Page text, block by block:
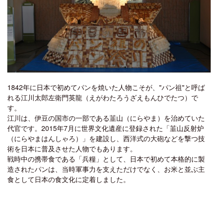
1842年に日本で初めてパンを焼いた人物こそが、"パン祖"と呼ば
れる江川太郎左衛門英龍（えがわたろうざえもんひでたつ）で
す。
江川は、伊豆の国市の一部である韮山（にらやま）を治めていた
代官です。2015年7月に世界文化遺産に登録された「韮山反射炉
（にらやまはんしゃろ）」を建設し、西洋式の大砲などを撃つ技
術を日本に普及させた人物でもあります。
戦時中の携帯食である「兵糧」として、日本で初めて本格的に製
造されたパンは、当時軍事力を支えただけでなく、お米と並ぶ主
食として日本の食文化に定着しました。